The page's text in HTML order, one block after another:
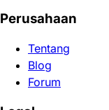
Perusahaan
Tentang
Blog
Forum